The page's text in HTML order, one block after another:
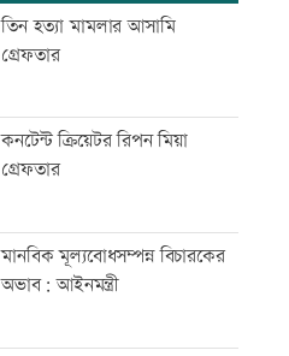
তিন হত্যা মামলার আসামি
গ্রেফতার
কনটেন্ট ক্রিয়েটর রিপন মিয়া
গ্রেফতার
মানবিক মূল্যবোধসম্পন্ন বিচারকের
অভাব: আইনমন্ত্রী